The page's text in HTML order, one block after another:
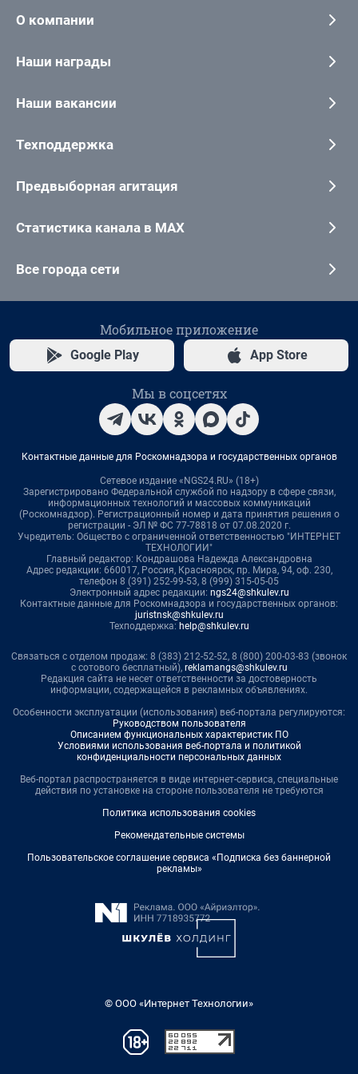
О компании
Наши награды
Наши вакансии
Техподдержка
Предвыборная агитация
Статистика канала в MAX
Все города сети
Мобильное приложение
Google Play App Store
Мы в соцсетях
Контактные данные для Роскомнадзора и государственных органов
Сетевое издание «NGS24.RU» (18+)
Зарегистрировано Федеральной службой по надзору в сфере связи,
информационных технологий и массовых коммуникаций
(Роскомнадзор). Регистрационный номер и дата принятия решения о
регистрации - ЭЛ № ФС 77-78818 от 07.08.2020 г.
Учредитель: Общество с ограниченной ответственностью "ИНТЕРНЕТ
ТЕХНОЛОГИИ"
Главный редактор: Кондрашова Надежда Александровна
Адрес редакции: 660017, Россия, Красноярск, пр. Мира, 94, оф. 230,
телефон 8 (391) 252-99-53, 8 (999) 315-05-05
Электронный адрес редакции: ngs24@shkulev.ru
Контактные данные для Роскомнадзора и государственных органов:
juristnsk@shkulev.ru
Техподдержка: help@shkulev.ru
Связаться с отделом продаж: 8 (383) 212-52-52, 8 (800) 200-03-83 (звонок
с сотового бесплатный), reklamangs@shkulev.ru
Редакция сайта не несет ответственности за достоверность
информации, содержащейся в рекламных объявлениях.
Особенности эксплуатации (использования) веб-портала регулируются:
Руководством пользователя
Описанием функциональных характеристик ПО
Условиями использования веб-портала и политикой
конфиденциальности персональных данных
Веб-портал распространяется в виде интернет-сервиса, специальные
действия по установке на стороне пользователя не требуются
Политика использования cookies
Рекомендательные системы
Пользовательское соглашение сервиса «Подписка без баннерной
рекламы»
© ООО «Интернет Технологии»